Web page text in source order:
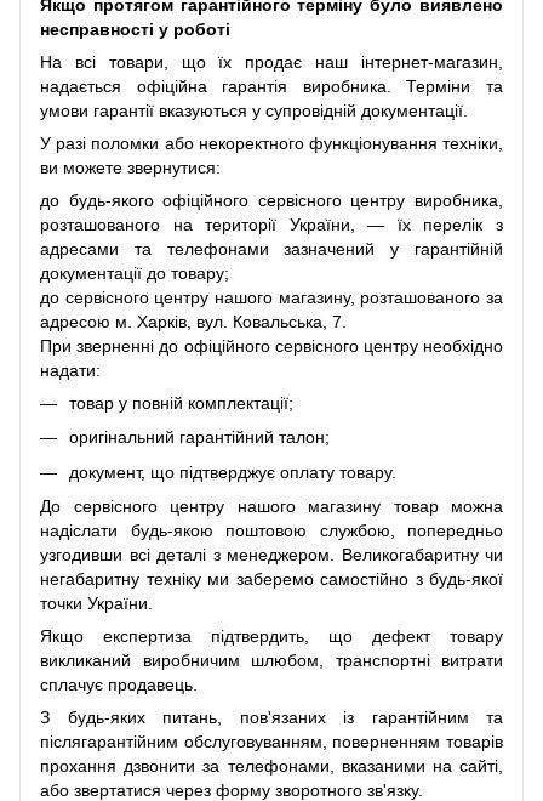
Якщо протягом гарантійного терміну було виявлено
несправності у роботі
На всі товари, що їх продає наш інтернет-магазин,
надається офіційна гарантія виробника. Терміни та
умови гарантії вказуються у супровідній документації.
У разі поломки або некоректного функціонування техніки,
ви можете звернутися:
до будь-якого офіційного сервісного центру виробника,
розташованого на території України, — їх перелік з
адресами та телефонами зазначений у гарантійній
документації до товару;
до сервісного центру нашого магазину, розташованого за
адресою м. Харків, вул. Ковальська, 7.
При зверненні до офіційного сервісного центру необхідно
надати:
товар у повній комплектації;
оригінальний гарантійний талон;
документ, що підтверджує оплату товару.
До сервісного центру нашого магазину товар можна
надіслати будь-якою поштовою службою, попередньо
узгодивши всі деталі з менеджером. Великогабаритну чи
негабаритну техніку ми заберемо самостійно з будь-якої
точки України.
Якщо експертиза підтвердить, що дефект товару
викликаний виробничим шлюбом, транспортні витрати
сплачує продавець.
З будь-яких питань, пов'язаних із гарантійним та
післягарантійним обслуговуванням, поверненням товарів
прохання дзвонити за телефонами, вказаними на сайті,
або звертатися через форму зворотного зв'язку.